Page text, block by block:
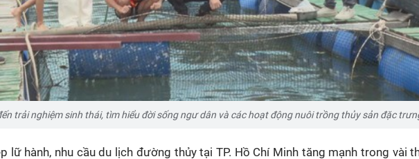
trải nghiệm sinh thái, tìm hiểu đời sống ngư dân và các hoạt động nuôi trồng thủy sản đặc
lữ hành, nhu cầu du lịch đường thủy tại TP. Hồ Chí Minh tăng mạnh trong vài